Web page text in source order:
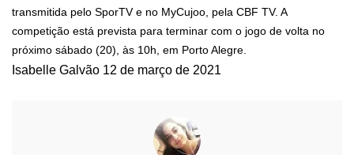
transmitida pelo SporTV e no MyCujoo, pela CBF TV. A
competição está prevista para terminar com o jogo de volta no
próximo sábado (20), às 10h, em Porto Alegre.
Isabelle Galvão 12 de março de 2021